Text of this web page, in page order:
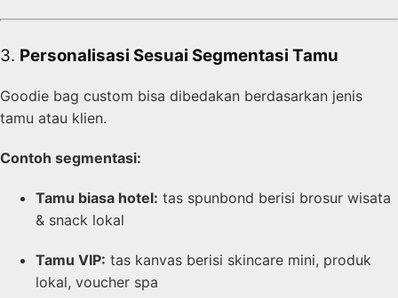
3. Personalisasi Sesuai Segmentasi Tamu
Goodie bag custom bisa dibedakan berdasarkan jenis
tamu atau klien.
Contoh segmentasi:
Tamu biasa hotel: tas spunbond berisi brosur wisata
& snack lokal
Tamu VIP: tas kanvas berisi skincare mini, produk
lokal, voucher spa